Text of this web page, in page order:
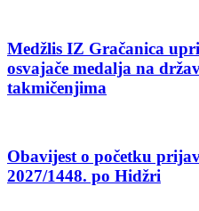
Medžlis IZ Gračanica
osvajače medalja na
takmičenjima
Obavijest o početku
2027/1448. po Hidžri